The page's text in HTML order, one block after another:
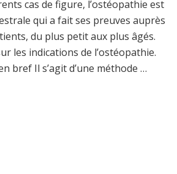
cas de figure, l’ostéopathie est
qui a fait ses preuves auprès
du plus petit aux plus âgés.
les indications de l’ostéopathie.
bref Il s’agit d’une méthode …